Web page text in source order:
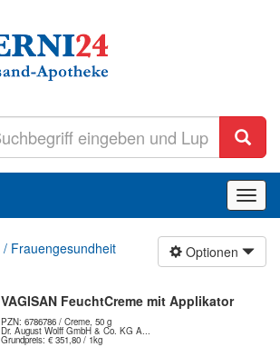
ein-/
Optionen
Frauengesundheit
VAGISAN FeuchtCreme mit Applikator
PZN: 6786786 / Creme, 50 g
Dr. August Wolff GmbH & Co. KG A...
Grundpreis: € 351,80 / 1kg